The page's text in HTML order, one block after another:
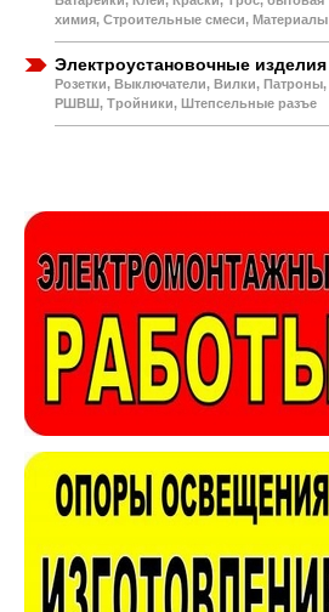
химия, Строительные смеси, Материалы
Электроустановочные изделия
Розетки, Выключатели, Вилки, Патроны,
РШВШ, Тройники, Штепсельные разъе